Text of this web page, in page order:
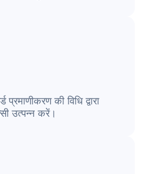
की विधि द्वारा
उत्पन्न करें।